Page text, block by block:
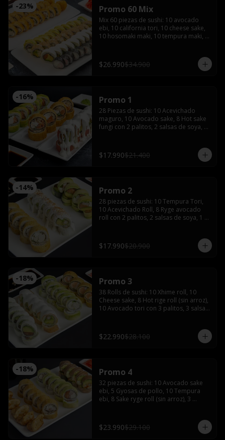
-23% Promo 60 Mix
Mix 60 piezas de sushi: 10 avocado
ebi, 10 california tori, 10 cheese sake,
10 hosomaki maki, 10 tempura maki,
palitos
$26.990$34.900
-16% Promo 1
28 Piezas de sushi: 10 Acevichado
maguro, 10 Avocado sake, 8 Hot sake
fungi con 2 palitos, 2 salsas de soya, 1
$17.990$21.400
-14% Promo 2
28 piezas de sushi: 10 Tempura Tori,
10 Acevichado Roll, 8 Ryge avocado
roll con 2 palitos, 2 salsas de soya, 1
$17.990$20.900
-18% Promo 3
38 Rolls de sushi: 10 Xhime roll, 10
Cheese sake, 8 Hot rige roll (sin arroz),
10 Avocado tori con 3 palitos, 3 salsas
$22.990$28.100
-18% Promo 4
32 piezas de sushi: 10 Avocado sake
ebi, 5 Gyosas de pollo, 10 Tempura
ebi, 8 Sake ryge roll (sin arroz), 3
1.5 Litros
$23.990$29.100